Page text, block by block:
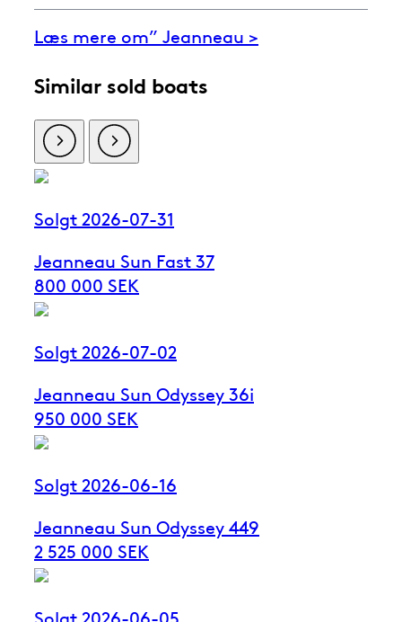
Læs mere om” Jeanneau >
Similar sold boats
Solgt 2026-07-31
Jeanneau Sun Fast 37
800 000 SEK
Solgt 2026-07-02
Jeanneau Sun Odyssey 36i
950 000 SEK
Solgt 2026-06-16
Jeanneau Sun Odyssey 449
2 525 000 SEK